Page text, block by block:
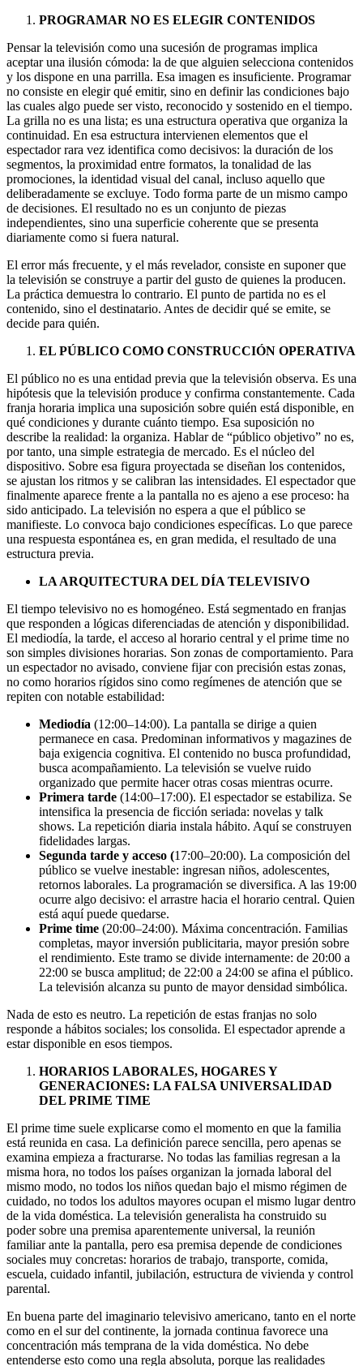
PROGRAMAR NO ES ELEGIR CONTENIDOS
Pensar la televisión como una sucesión de programas implica
aceptar una ilusión cómoda: la de que alguien selecciona contenidos
y los dispone en una parrilla. Esa imagen es insuficiente. Programar
no consiste en elegir qué emitir, sino en definir las condiciones bajo
las cuales algo puede ser visto, reconocido y sostenido en el tiempo.
La grilla no es una lista; es una estructura operativa que organiza la
continuidad. En esa estructura intervienen elementos que el
espectador rara vez identifica como decisivos: la duración de los
segmentos, la proximidad entre formatos, la tonalidad de las
promociones, la identidad visual del canal, incluso aquello que
deliberadamente se excluye. Todo forma parte de un mismo campo
de decisiones. El resultado no es un conjunto de piezas
independientes, sino una superficie coherente que se presenta
diariamente como si fuera natural.
El error más frecuente, y el más revelador, consiste en suponer que
la televisión se construye a partir del gusto de quienes la producen.
La práctica demuestra lo contrario. El punto de partida no es el
contenido, sino el destinatario. Antes de decidir qué se emite, se
decide para quién.
EL PÚBLICO COMO CONSTRUCCIÓN OPERATIVA
El público no es una entidad previa que la televisión observa. Es una
hipótesis que la televisión produce y confirma constantemente. Cada
franja horaria implica una suposición sobre quién está disponible, en
qué condiciones y durante cuánto tiempo. Esa suposición no
describe la realidad: la organiza. Hablar de “público objetivo” no es,
por tanto, una simple estrategia de mercado. Es el núcleo del
dispositivo. Sobre esa figura proyectada se diseñan los contenidos,
se ajustan los ritmos y se calibran las intensidades. El espectador que
finalmente aparece frente a la pantalla no es ajeno a ese proceso: ha
sido anticipado. La televisión no espera a que el público se
manifieste. Lo convoca bajo condiciones específicas. Lo que parece
una respuesta espontánea es, en gran medida, el resultado de una
estructura previa.
LA ARQUITECTURA DEL DÍA TELEVISIVO
El tiempo televisivo no es homogéneo. Está segmentado en franjas
que responden a lógicas diferenciadas de atención y disponibilidad.
El mediodía, la tarde, el acceso al horario central y el prime time no
son simples divisiones horarias. Son zonas de comportamiento. Para
un espectador no avisado, conviene fijar con precisión estas zonas,
no como horarios rígidos sino como regímenes de atención que se
repiten con notable estabilidad:
Mediodía (12:00–14:00). La pantalla se dirige a quien
permanece en casa. Predominan informativos y magazines de
baja exigencia cognitiva. El contenido no busca profundidad,
busca acompañamiento. La televisión se vuelve ruido
organizado que permite hacer otras cosas mientras ocurre.
Primera tarde (14:00–17:00). El espectador se estabiliza. Se
intensifica la presencia de ficción seriada: novelas y talk
shows. La repetición diaria instala hábito. Aquí se construyen
fidelidades largas.
Segunda tarde y acceso (17:00–20:00). La composición del
público se vuelve inestable: ingresan niños, adolescentes,
retornos laborales. La programación se diversifica. A las 19:00
ocurre algo decisivo: el arrastre hacia el horario central. Quien
está aquí puede quedarse.
Prime time (20:00–24:00). Máxima concentración. Familias
completas, mayor inversión publicitaria, mayor presión sobre
el rendimiento. Este tramo se divide internamente: de 20:00 a
22:00 se busca amplitud; de 22:00 a 24:00 se afina el público.
La televisión alcanza su punto de mayor densidad simbólica.
Nada de esto es neutro. La repetición de estas franjas no solo
responde a hábitos sociales; los consolida. El espectador aprende a
estar disponible en esos tiempos.
HORARIOS LABORALES, HOGARES Y
GENERACIONES: LA FALSA UNIVERSALIDAD
DEL PRIME TIME
El prime time suele explicarse como el momento en que la familia
está reunida en casa. La definición parece sencilla, pero apenas se
examina empieza a fracturarse. No todas las familias regresan a la
misma hora, no todos los países organizan la jornada laboral del
mismo modo, no todos los niños quedan bajo el mismo régimen de
cuidado, no todos los adultos mayores ocupan el mismo lugar dentro
de la vida doméstica. La televisión generalista ha construido su
poder sobre una premisa aparentemente universal, la reunión
familiar ante la pantalla, pero esa premisa depende de condiciones
sociales muy concretas: horarios de trabajo, transporte, comida,
escuela, cuidado infantil, jubilación, estructura de vivienda y control
parental.
En buena parte del imaginario televisivo americano, tanto en el norte
como en el sur del continente, la jornada continua favorece una
concentración más temprana de la vida doméstica. No debe
entenderse esto como una regla absoluta, porque las realidades